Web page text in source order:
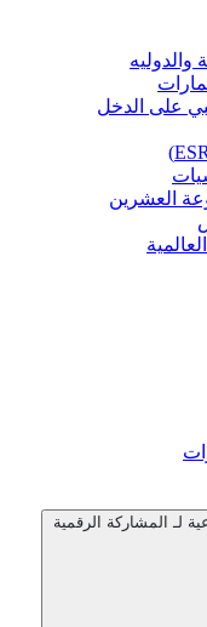
والدوليه
على الدخل
العشرين
لـ المشاركة الرقمية